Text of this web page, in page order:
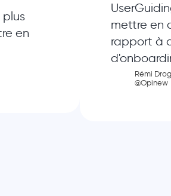
en
mettre en
rapport à
Rémi
@Opinew